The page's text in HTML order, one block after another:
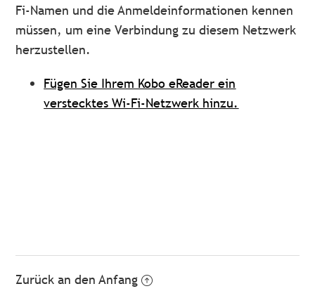
Fi-Namen und die Anmeldeinformationen kennen
müssen, um eine Verbindung zu diesem Netzwerk
herzustellen.
Fügen Sie Ihrem Kobo eReader ein
verstecktes Wi-Fi-Netzwerk hinzu.
Zurück an den Anfang